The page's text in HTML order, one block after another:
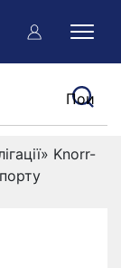
Knorr-